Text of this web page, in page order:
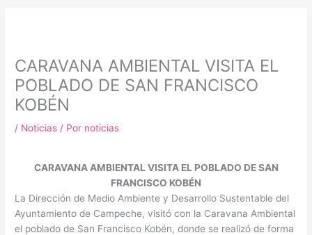
CARAVANA AMBIENTAL VISITA EL
POBLADO DE SAN FRANCISCO
KOBÉN
/ Noticias / Por noticias
CARAVANA AMBIENTAL VISITA EL POBLADO DE SAN
FRANCISCO KOBÉN
La Dirección de Medio Ambiente y Desarrollo Sustentable del
Ayuntamiento de Campeche, visitó con la Caravana Ambiental
el poblado de San Francisco Kobén, donde se realizó de forma